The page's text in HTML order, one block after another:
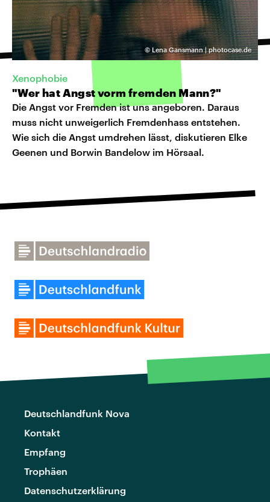
© Lena Gansmann | photocase.de
Xenophobie
"Wer hat Angst vorm fremden Mann?"
Die Angst vor Fremden ist uns angeboren. Daraus
muss nicht unweigerlich Fremdenhass entstehen.
Wie sich die Angst umdrehen lässt, diskutieren Elke
Geenen und Borwin Bandelow im Hörsaal.
Deutschlandfunk Nova
Kontakt
Empfang
Trophäen
Datenschutzerklärung